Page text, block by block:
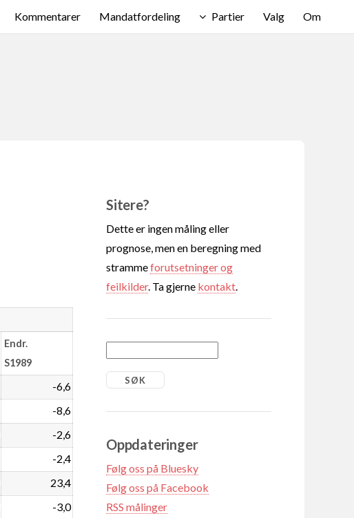
Kommentarer Mandatfordeling Partier Valg Om
Endr.
S1989
-6,6
-8,6
-2,6
-2,4
23,4
-3,0
Sitere?
Dette er ingen måling eller
prognose, men en beregning med
strammeforutsetninger og
feilkilder. Ta gjerne kontakt
Oppdateringer
Følg oss på Bluesky
Følg oss på Facebook
RSS målinger